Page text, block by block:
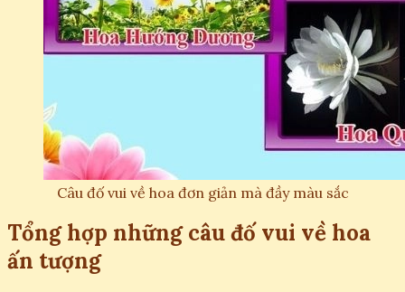
Câu đố vui về hoa đơn giản mà đầy màu sắc
Tổng hợp những câu đố vui về hoa
ấn tượng